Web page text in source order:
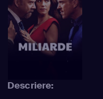
Descriere: